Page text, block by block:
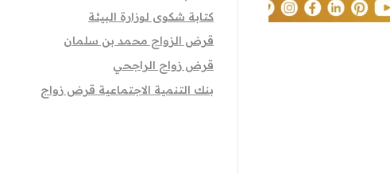
كتابة شكوى لوزارة البيئة
قرض الزواج محمد بن سلمان
قرض زواج الراجحي
بنك التنمية الاجتماعية قرض زواج